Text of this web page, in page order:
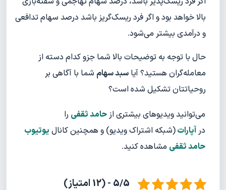
بالا خواهد بود و اگر فرد ریسک‌گریز باشد درصد سهام تدافعی
و درآمدی بیشتر می‌شود.
حال با توجه به توضیحات بالا شما جزو کدام دسته از
معامله‌گران هستید؟ آیا سبد سهام شما با آگاهی بر
روحیاتتان تشکیل شده است؟
می‌توانید ویدیوهای بیشتری ازحامد ثقفی را
درآپارات(شبکه اشتراک ویدیو) و همچنین کانال یوتیوب
حامد ثقفی مشاهده کنید.
5/5 - (12 امتیاز)